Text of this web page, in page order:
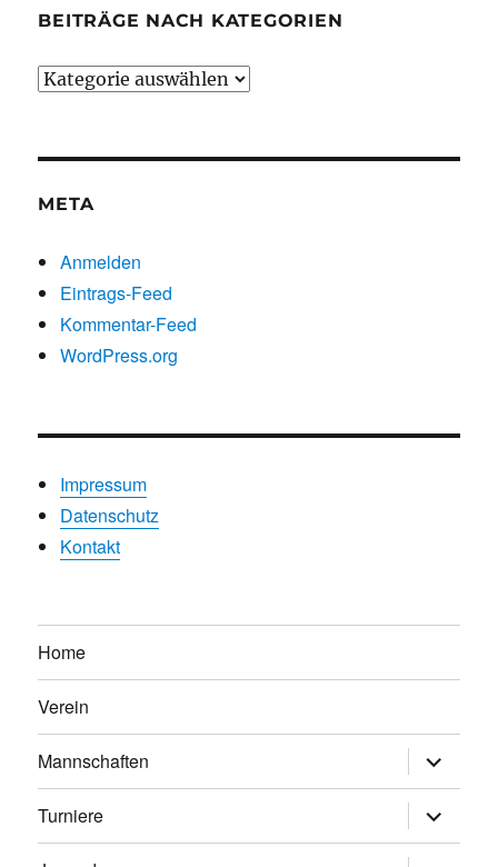
BEITRÄGE NACH KATEGORIEN
Beiträge
META
Anmelden
Eintrags-Feed
Kommentar-Feed
WordPress.org
Impressum
Datenschutz
Kontakt
Home
Verein
Mannschaften
anzeigen
Turniere
anzeigen